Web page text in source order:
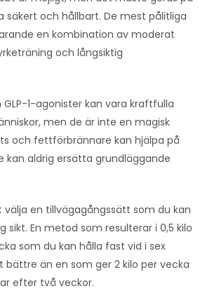
och hållbart. De mest pålitliga
en kombination av moderat
och långsiktig
1-agonister kan vara kraftfulla
men de är inte en magisk
och fettförbrännare kan hjälpa på
kan aldrig ersätta grundläggande
en tillvägagångssätt som du kan
sikt. En metod som resulterar i 0,5 kilo
som du kan hålla fast vid i sex
än en som ger 2 kilo per vecka
efter två veckor.